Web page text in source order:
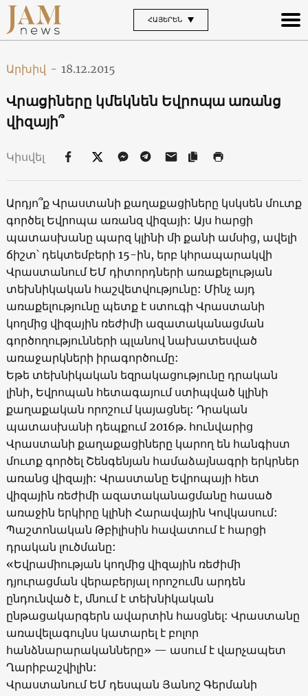
ՀԱՅԵՐԵՆ
Արխիվ - 18.12.2015
Վրացիները կմեկնեն Եվրոպա առանց
վիզայի՞
Կիսվել
Արդյո՞ք Վրաստանի քաղաքացիները կսկսեն մուտք
գործել Եվրոպա առանզ վիզայի: Այս հարցի
պատասխանը պարզ կլինի մի քանի ամսից, ավելի
ճիշտ՝ դեկտեմբերի 15-ին, երբ կհրապարակվի
Վրաստանում ԵՄ դիտորդների առաքելության
տեխնիկական հաշվետվությունը: Մինչ այդ
առաքելությունը պետք է ստուգի Վրաստանի
կողմից վիզային ռեժիմի ազատականացման
գործողությունների պլանով նախատեսված
առաջարկների իրագործումը:
Եթե տեխնիկական եզրակացությունը դրական
լինի, Եվրոպան հետագայում ստիպված կլինի
քաղաքական որոշում կայացնել: Դրական
պատասխանի դեպքում 2016թ. հունվարից
Վրաստանի քաղաքացիները կարող են հանգիստ
մուտք գործել Շենգենյան համաձայնագրի երկրներ
առանց վիզայի: Վրաստանը Եվրոպայի հետ
վիզային ռեժիմի ազատականացմանը հասած
առաջին երկիրը կլինի Հարավային Կովկասում:
Պաշտոնական Թբիլիսին հավատում է հարցի
դրական լուծմանը:
«Եվրամիության կողմից վիզային ռեժիմի
դյուրացման վերաբերյալ որոշումն արդեն
ընդունված է, մնում է տեխնիկական
ընթացակարգերն ավարտին հասցնել: Վրաստանը
առավելագույնս կատարել է բոլոր
հանձնարարականները» — ասում է վարչապետ
Ղարիբաշվիլին:
Վրաստանում ԵՄ դեսպան Յանոշ Գերմանի